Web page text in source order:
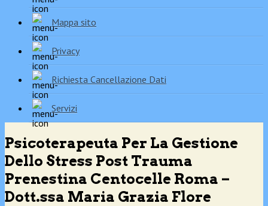
Mappa sito
Privacy
Richiesta Cancellazione Dati
Servizi
Psicoterapeuta Per La Gestione
Dello Stress Post Trauma
Prenestina Centocelle Roma –
Dott.ssa Maria Grazia Flore